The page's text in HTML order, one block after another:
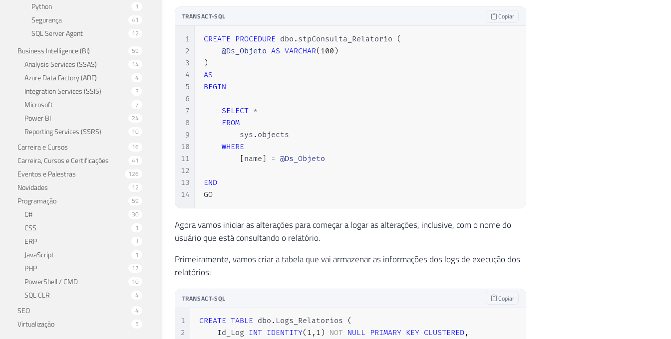
Python 1
Segurança 41
SQL Server Agent 12
Business Intelligence (BI) 59
Analysis Services (SSAS) 14
Azure Data Factory (ADF) 4
Integration Services (SSIS) 3
Microsoft 7
Power BI 24
Reporting Services (SSRS) 10
Carreira e Cursos 16
Carreira, Cursos e Certificações 41
Eventos e Palestras 126
Novidades 12
Programação 59
C# 30
CSS 1
ERP 1
JavaScript 1
PHP 17
PowerShell / CMD 10
SQL CLR 4
SEO 4
Virtualização 5
TRANSACT-SQL Copiar
1
2
3
4
5
6
7
8
9
10
11
12
13
14
CREATE PROCEDURE dbo . stpConsulta_Relatorio
(
@Ds_Objeto AS VARCHAR( 100 )
)
AS
BEGIN
SELECT *
FROM
        sys
. objects
WHERE
[name] = @Ds_Objeto
END
GO
Agora vamos iniciar as alterações para começar a logar as alterações, inclusive, com o nome do
usuário que está consultando o relatório.
Primeiramente, vamos criar a tabela que vai armazenar as informações dos logs de execução dos
relatórios:
TRANSACT-SQL Copiar
1
2
CREATE TABLE dbo . Logs_Relatorios
(
    Id_Log
INT IDENTITY( 1 , 1 ) NOT NULL PRIMARY KEY CLUSTERED,